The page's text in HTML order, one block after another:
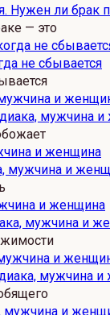
Нужен ли брак
— это
не сбывается
мужчина
мужчина и
мужчина и
мужчина